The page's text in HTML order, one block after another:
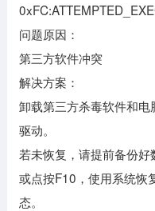
问题原因：
第三方软件冲突
解决方案：
卸载第三方杀毒软件和
驱动。
若未恢复，请提前备份
或点按F10，使用系统恢
态。